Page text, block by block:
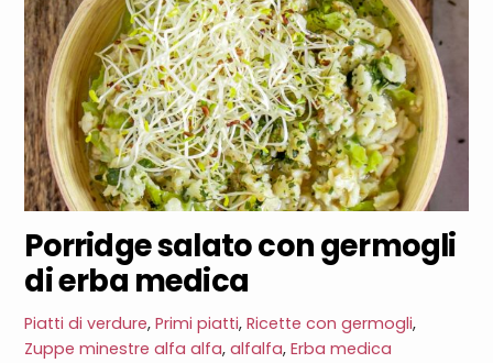
Porridge salato con germogli
di erba medica
Piatti di verdure,Primi piatti,Ricette con germogli,
Zuppe minestre alfa alfa,alfalfa,Erba medica